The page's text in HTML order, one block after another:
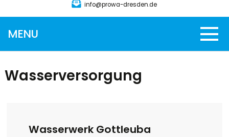
info@prowa-dresden.de
MENU
Wasserversorgung
Wasserwerk Gottleuba